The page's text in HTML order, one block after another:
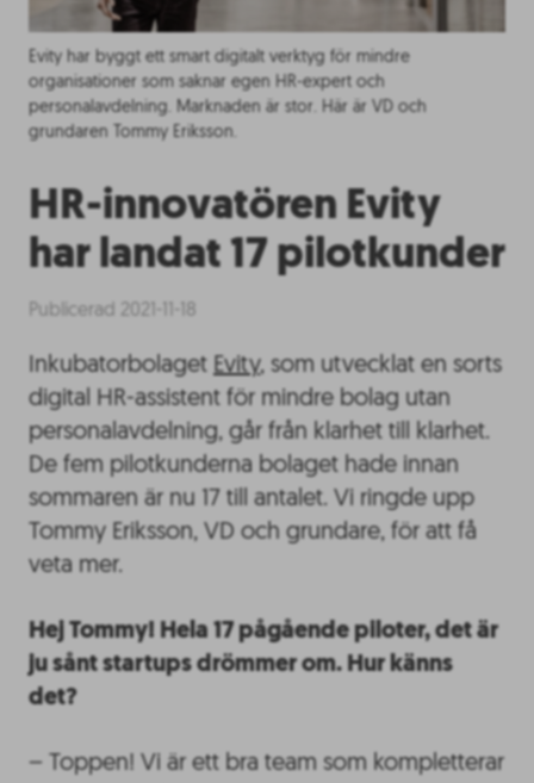
Evity har byggt ett smart digitalt verktyg för mindre
organisationer som saknar egen HR-expert och
personalavdelning. Marknaden är stor. Här är VD och
grundaren Tommy Eriksson.
HR-innovatören Evity
har landat 17 pilotkunder
Publicerad 2021-11-18
Inkubatorbolaget Evity, som utvecklat en sorts
digital HR-assistent för mindre bolag utan
personalavdelning, går från klarhet till klarhet.
De fem pilotkunderna bolaget hade innan
sommaren är nu 17 till antalet. Vi ringde upp
Tommy Eriksson, VD och grundare, för att få
veta mer.
Hej Tommy! Hela 17 pågående piloter, det är
ju sånt startups drömmer om. Hur känns
det?
– Toppen! Vi är ett bra team som kompletterar